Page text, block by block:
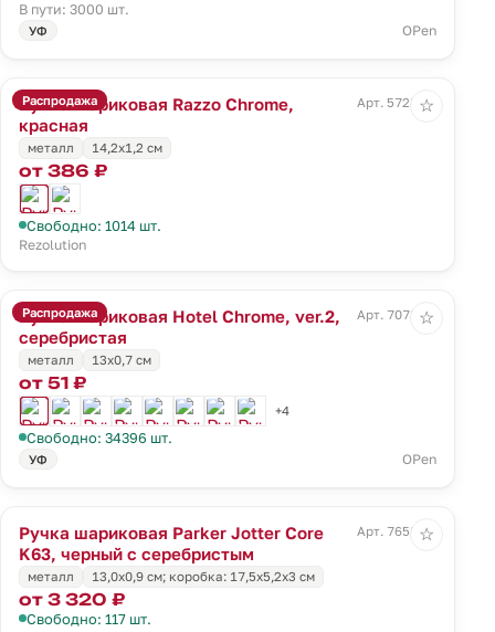
В пути: 3000 шт.
УФ OPen
Распродажа
Ручка шариковая Razzo Chrome,
красная
Арт. 5728.50
металл 14,2х1,2 см
от 386 ₽
Свободно: 1014 шт.
Rezolution
☆
Распродажа
Ручка шариковая Hotel Chrome, ver.2,
серебристая
Арт. 7078.10
металл 13х0,7 см
от 51 ₽
+4
Свободно: 34396 шт.
УФ OPen
☆
Ручка шариковая Parker Jotter Core
K63, черный с серебристым
Арт. 7658.30
металл 13,0х0,9 см; коробка: 17,5х5,2х3 см
от 3 320 ₽
Свободно: 117 шт.
☆